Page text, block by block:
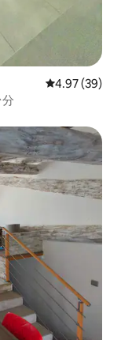
レビュー39
4.97 (39)